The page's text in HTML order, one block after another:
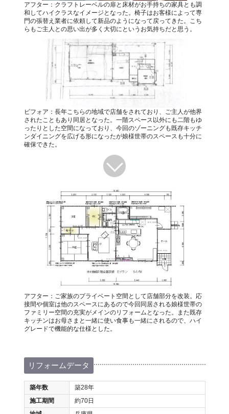
アフター：クラフトレーベルの扉と床材がお手持ちの家具とも調
和してハイクラスなイメージとなった。椅子はお客様によって専
門の張替え業者に依頼して新品のようになって戻ってきた。こち
らもご主人との思い出が多く大切にというお気持ちだと思う。
ビフォア：長年こちらの地域で店舗をされており、ご主人が他界
されたこともあり同居となった。一階スペース以外にも二階もゆ
ったりとした空間になっており、今回のゾーニングも既存キッチ
ンダイニングを広げる形になったが娘様世帯のスペースも十分に
確保できた。
アフター：ご家族のプライベート空間として店舗部分を改装。応
接間や個室は他のスペースにあるので今回同居される娘様世帯の
ファミリー空間の充実がメインのリフォームとなった。また既存
キッチンはお母さまと一緒に使い食事も一緒にされるので、ハイ
グレードで機能的な仕様とした。
リフォームデータ
築年数
築28年
施工期間
約70日